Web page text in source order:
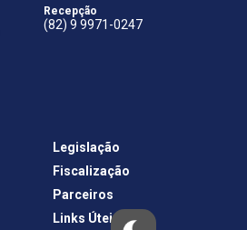
Recepção
(82) 9 9971-0247
Legislação
Fiscalização
Parceiros
Links Úteis